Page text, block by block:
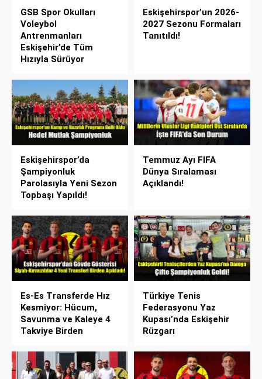
GSB Spor Okulları
Voleybol
Antrenmanları
Eskişehir’de Tüm
Hızıyla Sürüyor
Eskişehirspor’un 2026-
2027 Sezonu Formaları
Tanıtıldı!
Eskişehirspor’da
Şampiyonluk
Parolasıyla Yeni Sezon
Topbaşı Yapıldı!
Temmuz Ayı FIFA
Dünya Sıralaması
Açıklandı!
Es-Es Transferde Hız
Kesmiyor: Hücum,
Savunma ve Kaleye 4
Takviye Birden
Türkiye Tenis
Federasyonu Yaz
Kupası’nda Eskişehir
Rüzgarı